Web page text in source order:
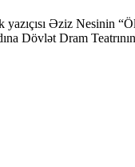
Əziz Nesinin
Dram Teatrının